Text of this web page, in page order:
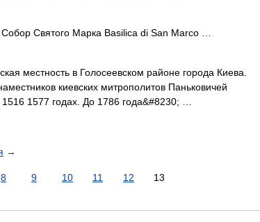
Святого Марка Basilica di San Marco …
местность в Голосеевском районе города Киева.
киевских митрополитов Паньковичей
1577 годах. До 1786 года&#8230; …
→
8 9 10 11 12 13